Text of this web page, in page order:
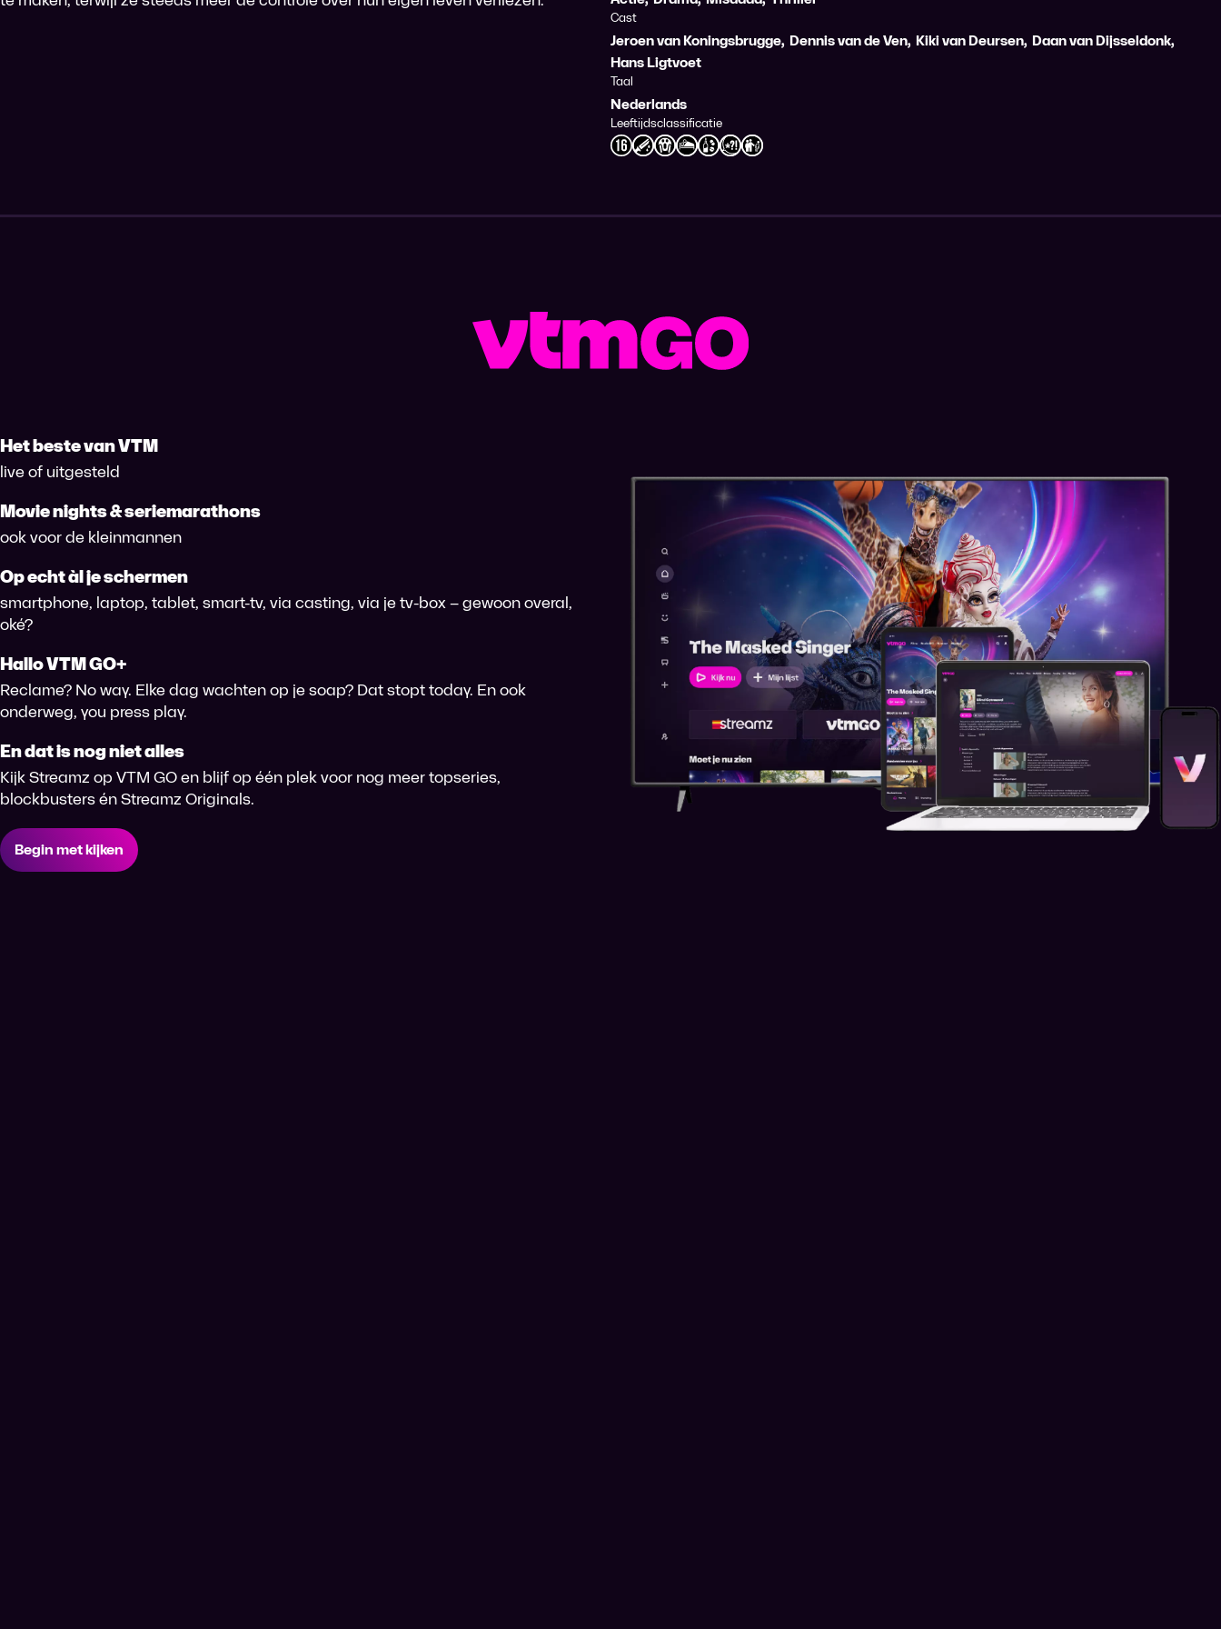
Cast
Jeroen van Koningsbrugge, Dennis van de Ven, Kiki van Deursen, Daan van Dijsseldonk,
Hans Ligtvoet
Taal
Nederlands
Leeftijdsclassificatie
Het beste van VTM
live of uitgesteld
Movie nights & seriemarathons
ook voor de kleinmannen
Op echt àl je schermen
smartphone, laptop, tablet, smart-tv, via casting, via je tv-box – gewoon overal,
oké?
Hallo VTM GO+
Reclame? No way. Elke dag wachten op je soap? Dat stopt today. En ook
onderweg, you press play.
En dat is nog niet alles
Kijk Streamz op VTM GO en blijf op één plek voor nog meer topseries,
blockbusters én Streamz Originals.
Begin met kijken